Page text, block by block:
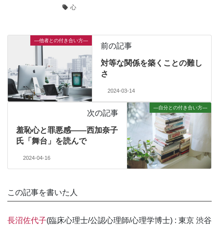
心
—他者との付き合い方—
前の記事
対等な関係を築くことの難し
さ
2024-03-14
—自分との付き合い方—
次の記事
羞恥心と罪悪感――西加奈子
氏「舞台」を読んで
2024-04-16
この記事を書いた人
長沼佐代子(臨床心理士/公認心理師/心理学博士) : 東京 渋谷